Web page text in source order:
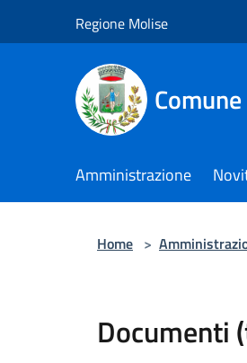
Regione Molise
Amministrazione
Home >
Documenti